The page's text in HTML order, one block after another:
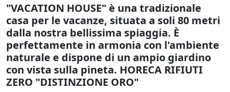
"VACATION HOUSE" è una tradizionale
casa per le vacanze, situata a soli 80 metri
dalla nostra bellissima spiaggia. È
perfettamente in armonia con l'ambiente
naturale e dispone di un ampio giardino
con vista sulla pineta. HORECA RIFIUTI
ZERO "DISTINZIONE ORO"